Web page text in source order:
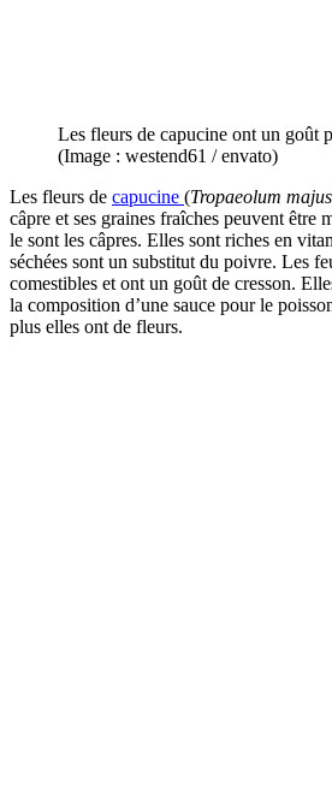
Les fleurs de capucine ont un goût
(Image : westend61 / envato)
Les fleurs de capucine (Tropaeolum majus
câpre et ses graines fraîches peuvent être
le sont les câpres. Elles sont riches en
séchées sont un substitut du poivre. Les
comestibles et ont un goût de cresson.
la composition d’une sauce pour le
plus elles ont de fleurs.